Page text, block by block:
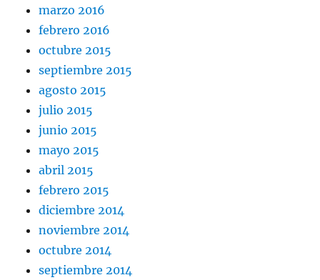
marzo 2016
febrero 2016
octubre 2015
septiembre 2015
agosto 2015
julio 2015
junio 2015
mayo 2015
abril 2015
febrero 2015
diciembre 2014
noviembre 2014
octubre 2014
septiembre 2014